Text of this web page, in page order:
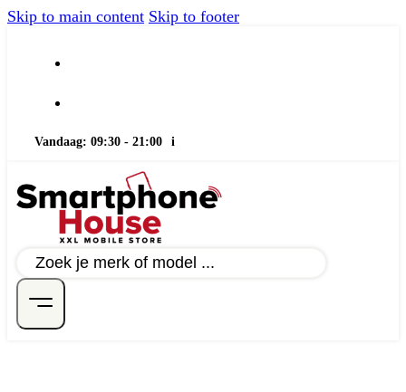
Skip to main content Skip to footer
Vandaag: 09:30 - 21:00 i